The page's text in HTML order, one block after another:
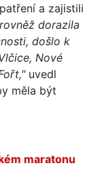
a zajistili
dorazila
došlo k
Nové
uvedl
měla být
maratonu